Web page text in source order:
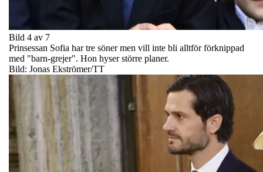
Bild 4 av 7
Prinsessan Sofia har tre söner men vill inte bli alltför förknippad
med "barn-grejer". Hon hyser större planer.
Bild: Jonas Ekströmer/TT